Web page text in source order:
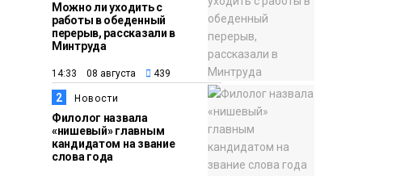
Можно ли уходить с
работы в обеденный
перерыв, рассказали в
Минтруда
14:33 08 августа 439
2 Новости
Филолог назвала
«нишевый» главным
кандидатом на звание
слова года